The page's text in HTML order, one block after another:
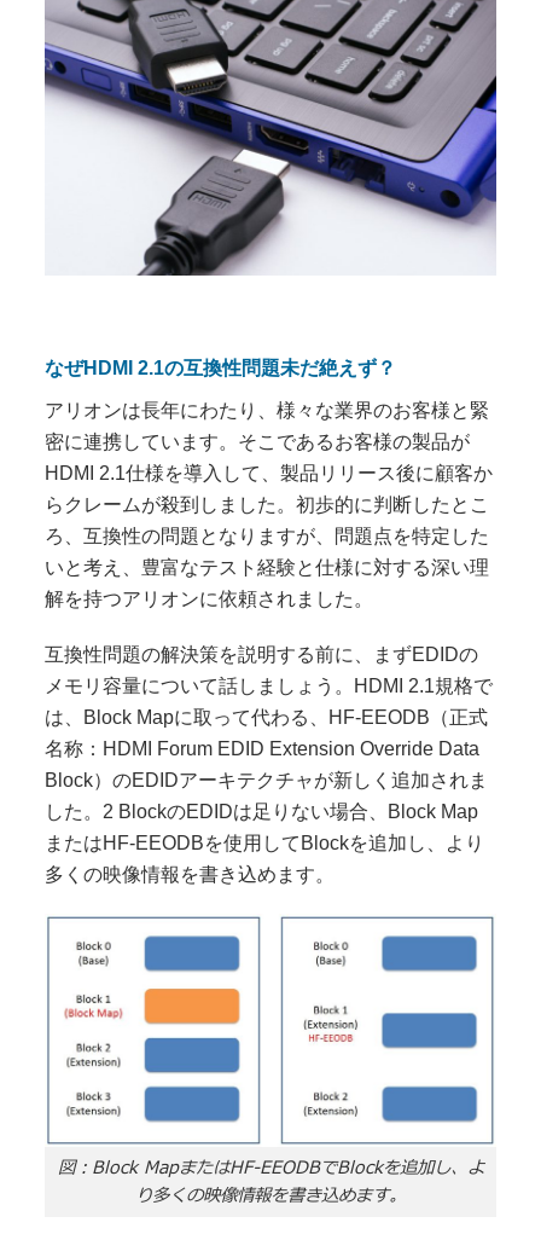
なぜHDMI 2.1の互換性問題未だ絶えず？
アリオンは長年にわたり、様々な業界のお客様と緊
密に連携しています。そこであるお客様の製品が
HDMI 2.1仕様を導入して、製品リリース後に顧客か
らクレームが殺到しました。初歩的に判断したとこ
ろ、互換性の問題となりますが、問題点を特定した
いと考え、豊富なテスト経験と仕様に対する深い理
解を持つアリオンに依頼されました。
互換性問題の解決策を説明する前に、まずEDIDの
メモリ容量について話しましょう。HDMI 2.1規格で
は、Block Mapに取って代わる、HF-EEODB（正式
名称：HDMI Forum EDID Extension Override Data
Block）のEDIDアーキテクチャが新しく追加されま
した。2 BlockのEDIDは足りない場合、Block Map
またはHF-EEODBを使用してBlockを追加し、より
多くの映像情報を書き込めます。
図：Block MapまたはHF-EEODBでBlockを追加し、よ
り多くの映像情報を書き込めます。